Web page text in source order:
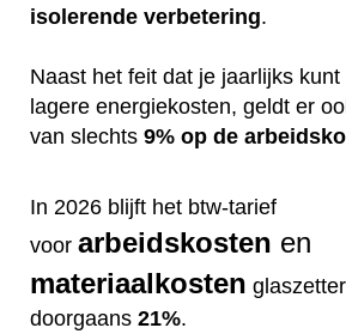
isolerende verbetering.
Naast het feit dat je jaarlijks
lagere energiekosten, geldt er
van slechts 9% op de
In 2026 blijft het btw-tarief
voor arbeidskosten en
materiaalkosten
doorgaans 21%.